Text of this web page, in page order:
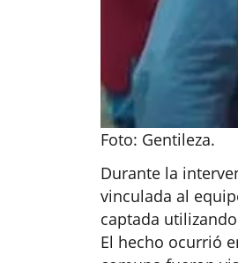
Foto: Gentileza.
Durante la
vinculada al
captada
El hecho ocurrió